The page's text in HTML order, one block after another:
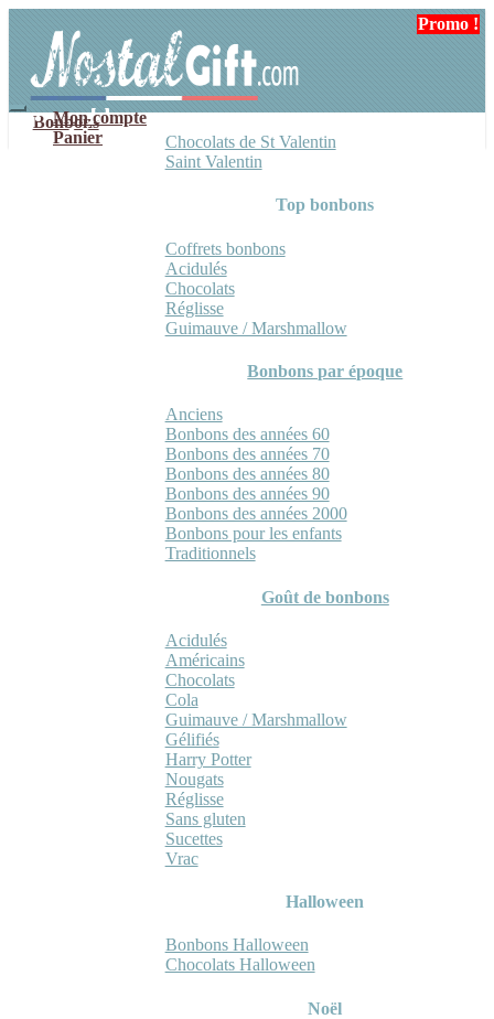
navigation
contenu
Mon compte
Panier
Bonbons
Chocolats de St Valentin
Saint Valentin
Top bonbons
Coffrets bonbons
Acidulés
Chocolats
Réglisse
Guimauve / Marshmallow
Bonbons par époque
Anciens
Bonbons des années 60
Bonbons des années 70
Bonbons des années 80
Bonbons des années 90
Bonbons des années 2000
Bonbons pour les enfants
Traditionnels
Goût de bonbons
Acidulés
Américains
Chocolats
Cola
Guimauve / Marshmallow
Gélifiés
Harry Potter
Nougats
Réglisse
Sans gluten
Sucettes
Vrac
Halloween
Bonbons Halloween
Chocolats Halloween
Noël
Promo !
Promo !
Promo !
Promo !